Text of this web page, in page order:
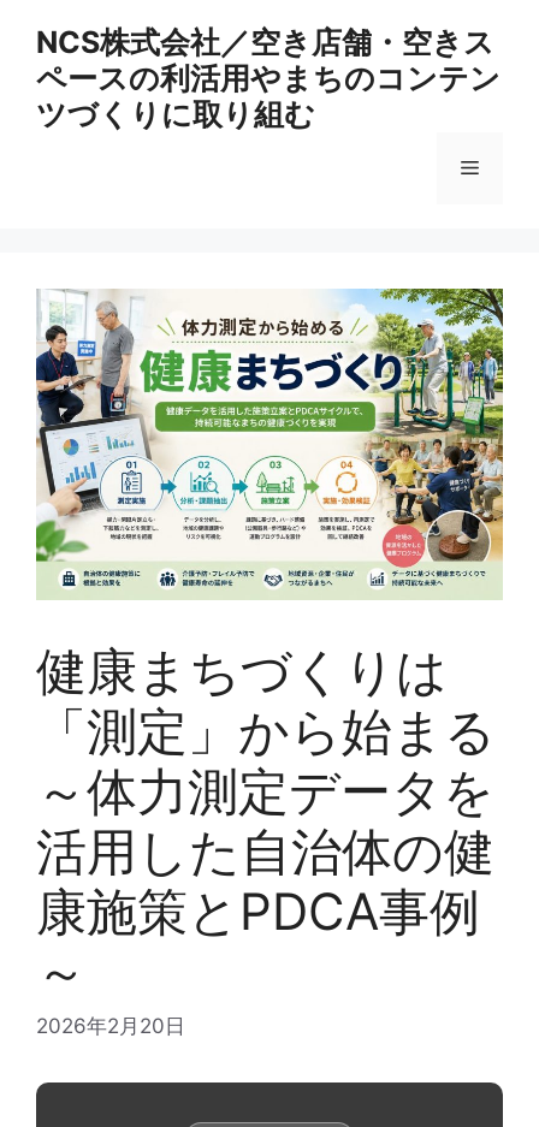
NCS株式会社／空き店舗・空きス
ペースの利活用やまちのコンテン
ツづくりに取り組む
メ
ュ
ー
健康まちづくりは
「測定」から始まる
～体力測定データを
活用した自治体の健
康施策とPDCA事例
～
2026年2月20日